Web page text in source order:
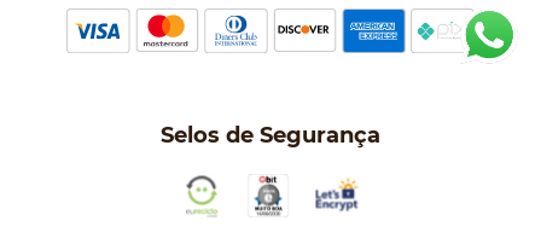
Perguntas frequentes
Selos de Segurança